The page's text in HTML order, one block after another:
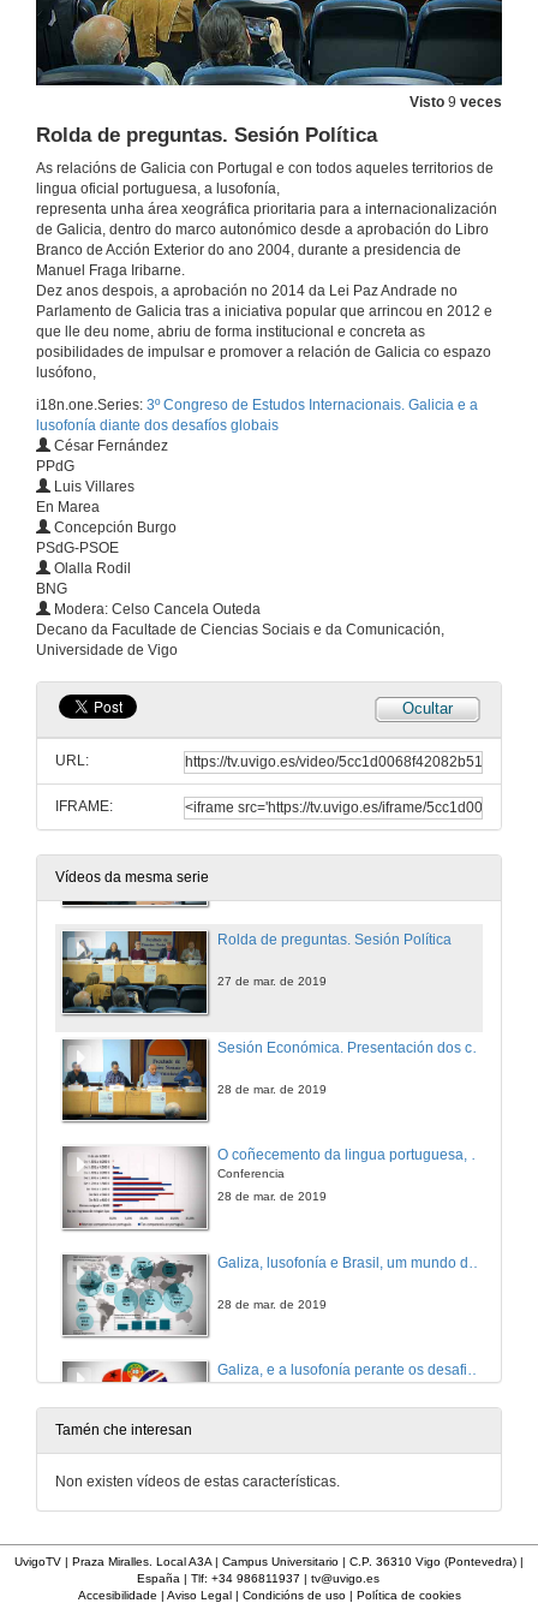
Visto 9 veces
Rolda de preguntas. Sesión Política
As relacións de Galicia con Portugal e con todos aqueles territorios de
lingua oficial portuguesa, a lusofonía,
representa unha área xeográfica prioritaria para a internacionalización
de Galicia, dentro do marco autonómico desde a aprobación do Libro
Branco de Acción Exterior do ano 2004, durante a presidencia de
Manuel Fraga Iribarne.
Dez anos despois, a aprobación no 2014 da Lei Paz Andrade no
Parlamento de Galicia tras a iniciativa popular que arrincou en 2012 e
que lle deu nome, abriu de forma institucional e concreta as
posibilidades de impulsar e promover a relación de Galicia co espazo
lusófono,
i18n.one.Series: 3º Congreso de Estudos Internacionais. Galicia e a
lusofonía diante dos desafíos globais
César Fernández
PPdG
Luis Villares
En Marea
Concepción Burgo
PSdG-PSOE
Olalla Rodil
BNG
Modera: Celso Cancela Outeda
Decano da Facultade de Ciencias Sociais e da Comunicación,
Universidade de Vigo
Ocultar
URL:
IFRAME:
Vídeos da mesma serie
27 de mar. de 2019
Presentación de Filipa Soares
A lingua portuguesa: un valor global
Conferencia
27 de mar. de 2019
27 de mar. de 2019
Sesión Política Presentación dos conferenciantes
Intervención de Luis Villares
Intervención de Concepción Burgo
27 de mar. de 2019
Intervención de Olalla Rodil
Rolda de preguntas. Sesión Política
27 de mar. de 2019
28 de mar. de 2019
O coñecemento da lingua portuguesa, unha oportunidade para Galicia
Conferencia
28 de mar. de 2019
28 de mar. de 2019
Galiza, e a lusofonía perante os desafios globais
28 de mar. de 2019
Tamén che interesan
Non existen vídeos de estas características.
UvigoTV | Praza Miralles. Local A3A | Campus Universitario | C.P. 36310 Vigo (Pontevedra) |
España | Tlf: +34 986811937 | tv@uvigo.es
Accesibilidade | Aviso Legal| Condicións de uso| Política de cookies